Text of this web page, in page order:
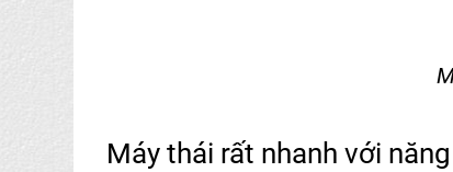
Máy thái rất nhanh với